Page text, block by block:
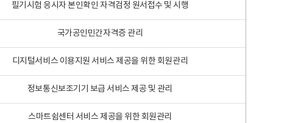
필기시험 응시자 본인확인 자격검정 원서접수 및 시행
국가공인민간자격증 관리
디지털서비스 이용지원 서비스 제공을 위한 회원관리
정보통신보조기기 보급 서비스 제공 및 관리
스마트쉼센터 서비스 제공을 위한 회원관리